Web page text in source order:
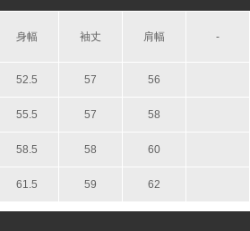
身幅 袖丈 肩幅 -
52.5 57 56
55.5 57 58
58.5 58 60
61.5 59 62